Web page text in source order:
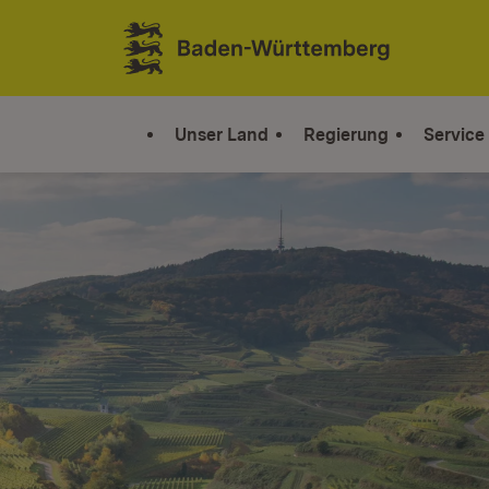
Zum Inhalt springen
Link zur Startseite
Unser Land Regierung Service